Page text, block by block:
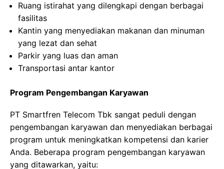
Ruang istirahat yang dilengkapi dengan berbagai
fasilitas
Kantin yang menyediakan makanan dan minuman
yang lezat dan sehat
Parkir yang luas dan aman
Transportasi antar kantor
Program Pengembangan Karyawan
PT Smartfren Telecom Tbk sangat peduli dengan
pengembangan karyawan dan menyediakan berbagai
program untuk meningkatkan kompetensi dan karier
Anda. Beberapa program pengembangan karyawan
yang ditawarkan, yaitu: